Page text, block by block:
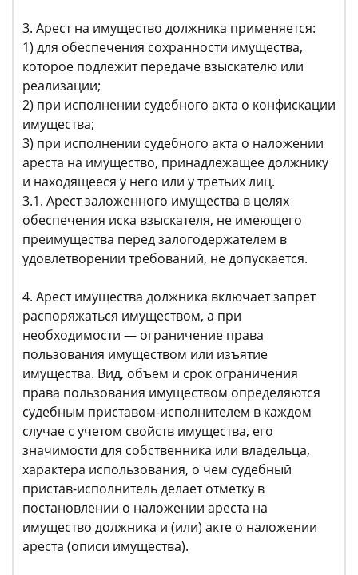
3. Арест на имущество должника применяется:
1) для обеспечения сохранности имущества,
которое подлежит передаче взыскателю или
реализации;
2) при исполнении судебного акта о конфискации
имущества;
3) при исполнении судебного акта о наложении
ареста на имущество, принадлежащее должнику
и находящееся у него или у третьих лиц.
3.1. Арест заложенного имущества в целях
обеспечения иска взыскателя, не имеющего
преимущества перед залогодержателем в
удовлетворении требований, не допускается.
4. Арест имущества должника включает запрет
распоряжаться имуществом, а при
необходимости — ограничение права
пользования имуществом или изъятие
имущества. Вид, объем и срок ограничения
права пользования имуществом определяются
судебным приставом-исполнителем в каждом
случае с учетом свойств имущества, его
значимости для собственника или владельца,
характера использования, о чем судебный
пристав-исполнитель делает отметку в
постановлении о наложении ареста на
имущество должника и (или) акте о наложении
ареста (описи имущества).